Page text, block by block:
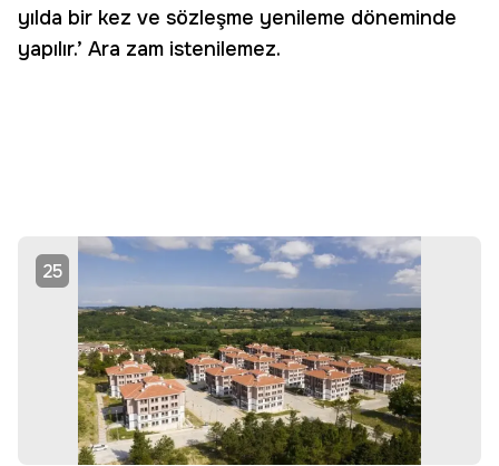
yılda bir kez ve sözleşme yenileme döneminde
yapılır.’ Ara zam istenilemez.
25